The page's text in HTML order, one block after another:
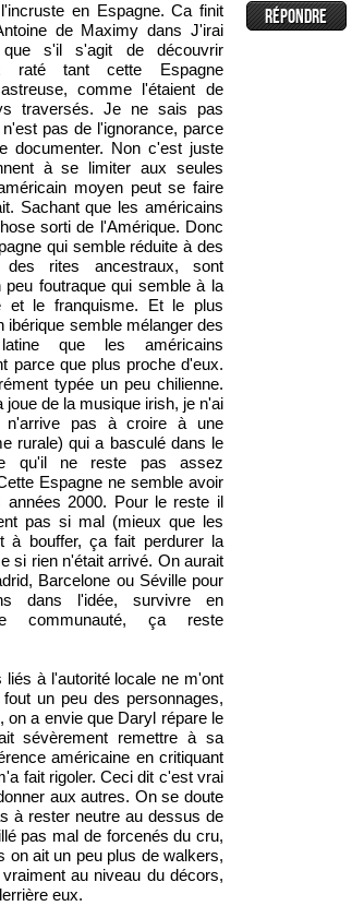
en Espagne. Ca finit
de Maximy dans J'irai
s'il s'agit de découvrir
raté tant cette Espagne
comme l'étaient de
traversés. Je ne sais pas
pas de l'ignorance, parce
documenter. Non c'est juste
à se limiter aux seules
moyen peut se faire
Sachant que les américains
sorti de l'Amérique. Donc
qui semble réduite à des
des rites ancestraux, sont
foutraque qui semble à la
et le franquisme. Et le plus
semble mélanger des
que les américains
parce que plus proche d'eux.
typée un peu chilienne.
de la musique irish, je n'ai
pas à croire à une
rurale) qui a basculé dans le
qu'il ne reste pas assez
Espagne ne semble avoir
2000. Pour le reste il
pas si mal (mieux que les
à bouffer, ça fait perdurer la
si rien n'était arrivé. On aurait
Barcelone ou Séville pour
dans l'idée, survivre en
communauté, ça reste
à l'autorité locale ne m'ont
un peu des personnages,
a envie que Daryl répare le
sévèrement remettre à sa
américaine en critiquant
fait rigoler. Ceci dit c'est vrai
aux autres. On se doute
à rester neutre au dessus de
pas mal de forcenés du cru,
on ait un peu plus de walkers,
au niveau du décors,
eux.